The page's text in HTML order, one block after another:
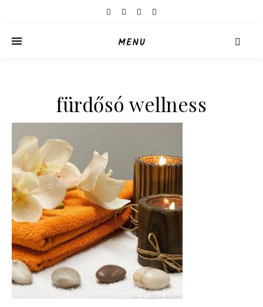
MENU
fürdősó wellness